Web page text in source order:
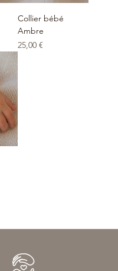
Collier bébé
Ambre
Prix
25,00 €